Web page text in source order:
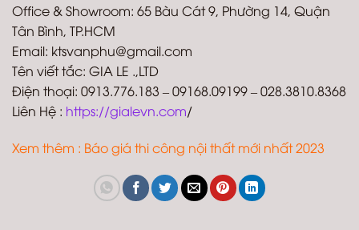
Office & Showroom: 65 Bàu Cát 9, Phường 14, Quận
Tân Bình, TP.HCM
Email: ktsvanphu@gmail.com
Tên viết tắc: GIA LE .,LTD
Điện thoại: 0913.776.183 – 09168.09199 – 028.3810.8368
Liên Hệ : https://gialevn.com/
Xem thêm : Báo giá thi công nội thất mới nhất 2023